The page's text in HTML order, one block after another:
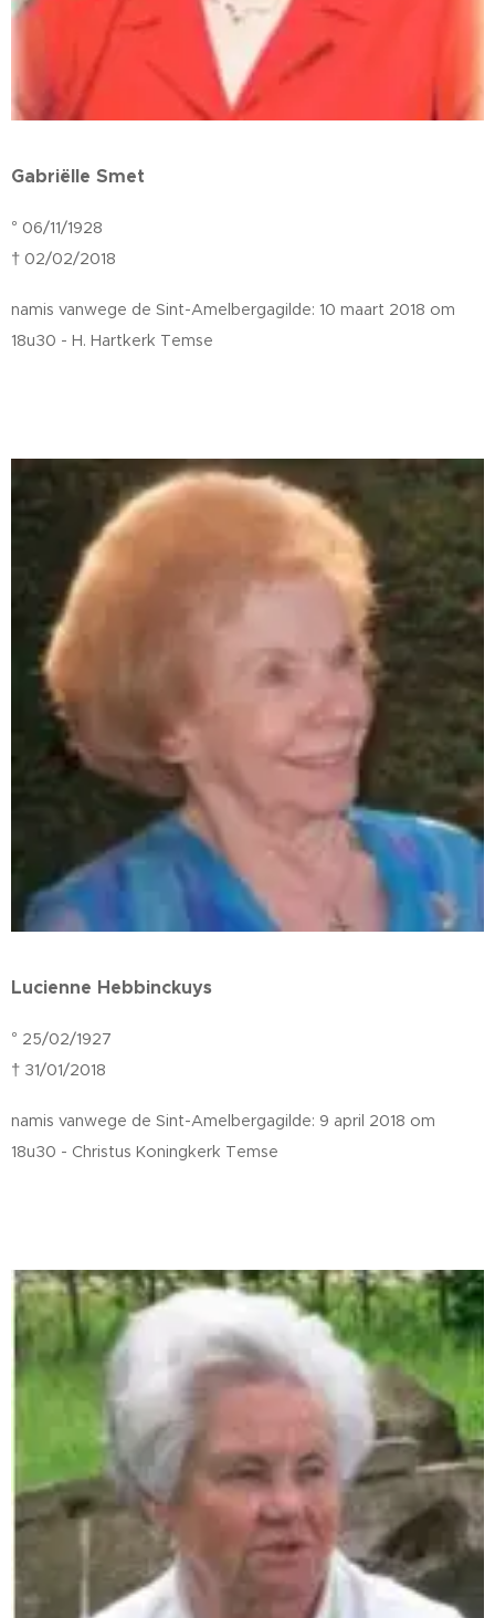
Gabriëlle Smet
° 06/11/1928
† 02/02/2018
namis vanwege de Sint-Amelbergagilde: 10 maart 2018 om
18u30 - H. Hartkerk Temse
Lucienne Hebbinckuys
° 25/02/1927
† 31/01/2018
namis vanwege de Sint-Amelbergagilde: 9 april 2018 om
18u30 - Christus Koningkerk Temse